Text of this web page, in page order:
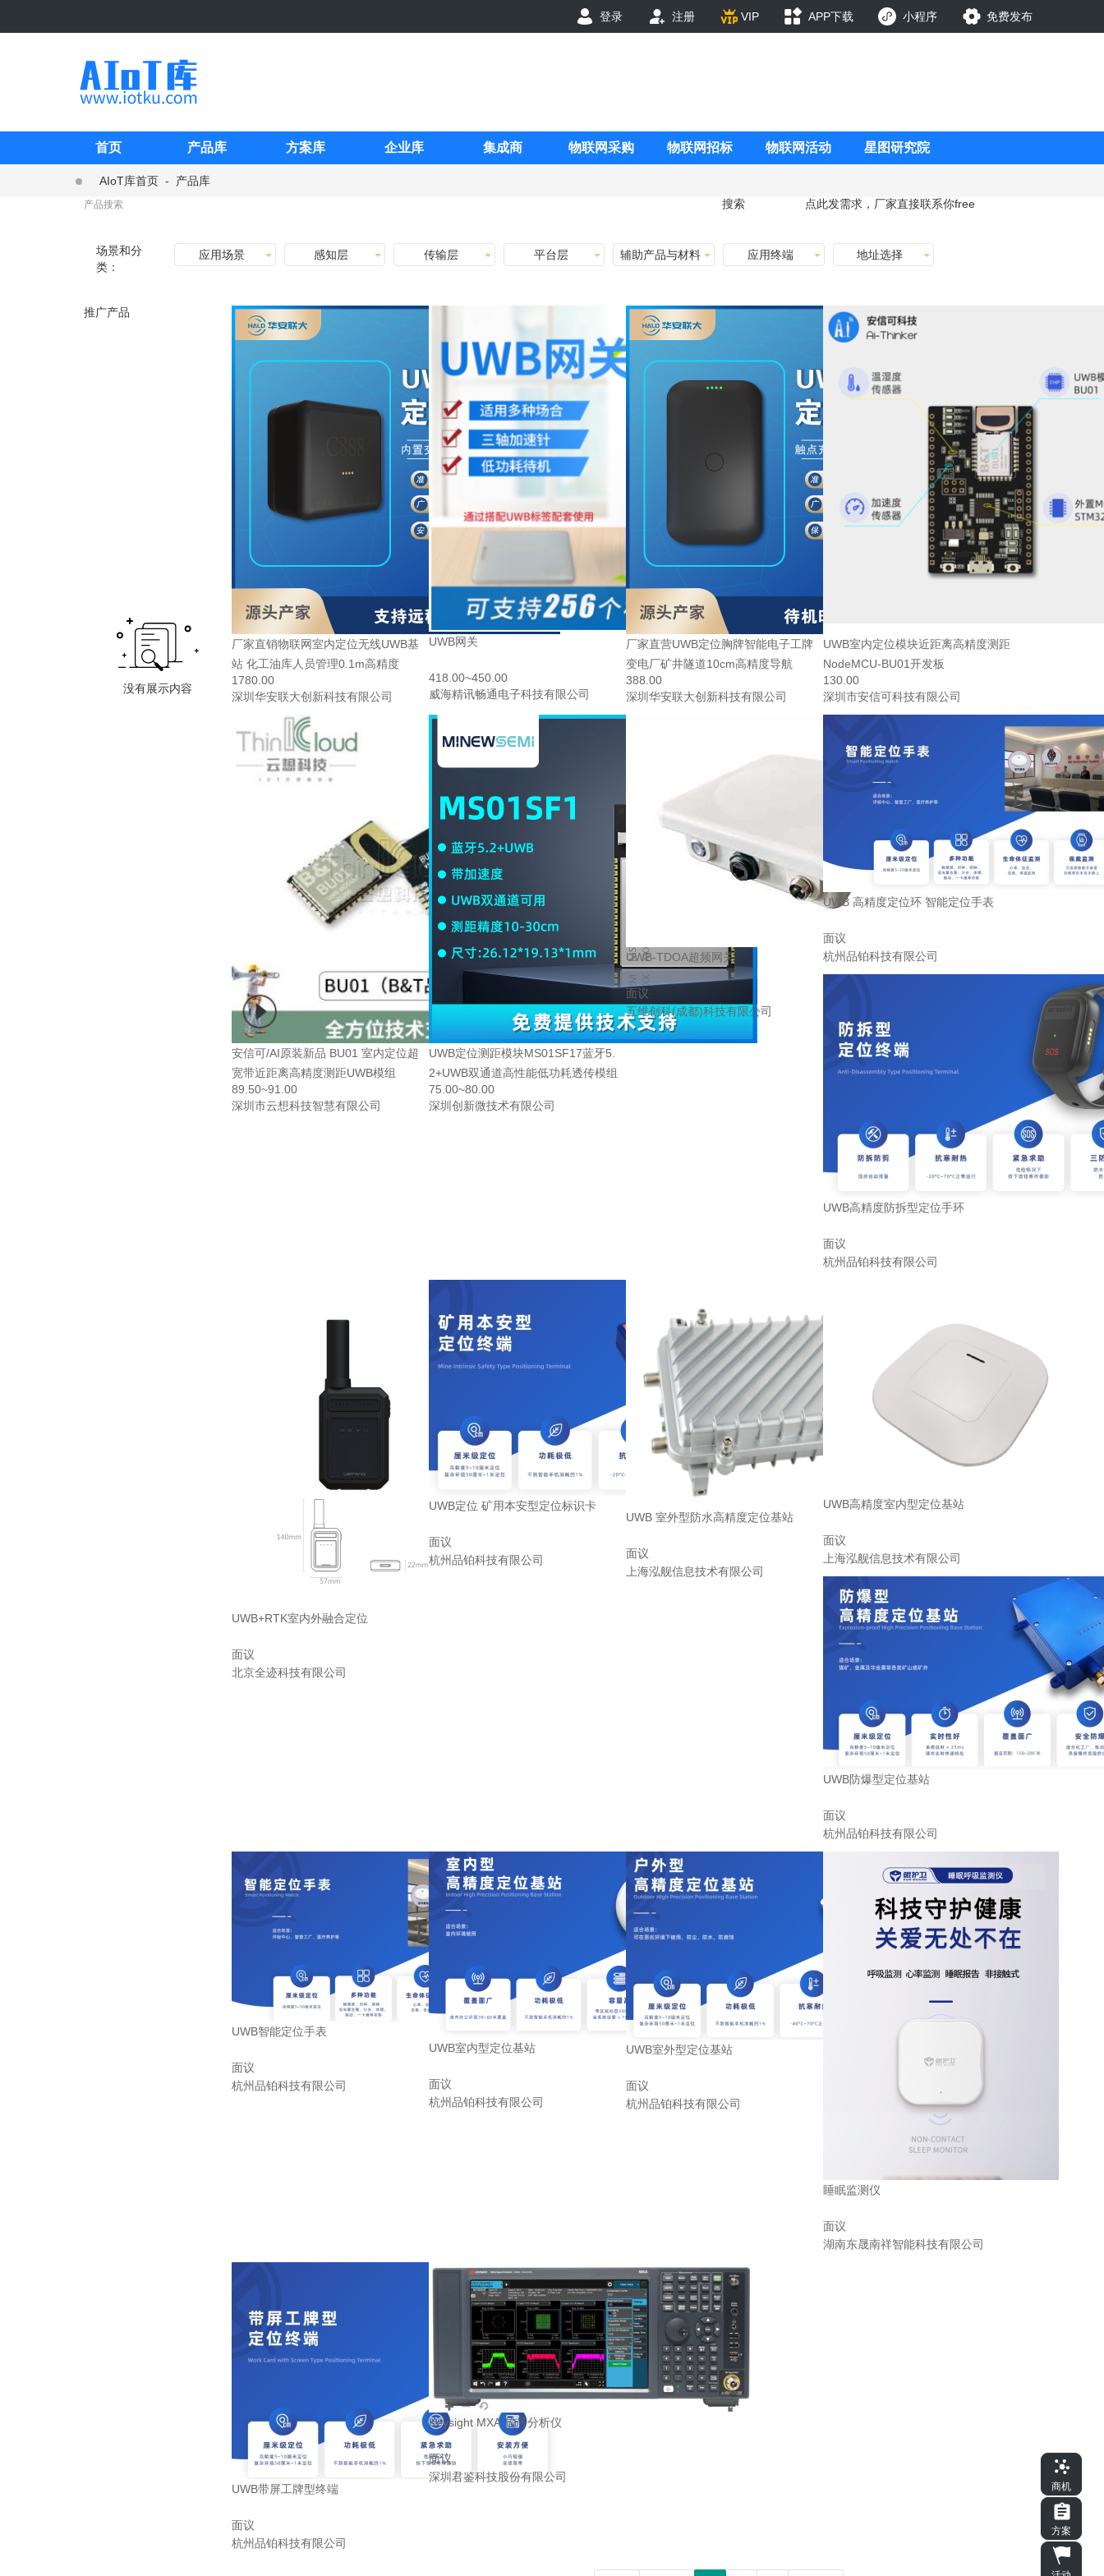
登录 注册 VIP APP下载 小程序 免费发布
首页 产品库 方案库 企业库 集成商 物联网采购 物联网招标 物联网活动 星图研究院
AIoT库首页 -
产品库
搜索
点此发需求，厂家直接联系你free
场景和分
类：
应用场景 感知层 传输层 平台层 辅助产品与材料 应用终端 地址选择
推广产品
厂家直销物联网室内定位无线UWB基
站 化工油库人员管理0.1m高精度
1780.00
深圳华安联大创新科技有限公司
UWB网关
418.00~450.00
威海精讯畅通电子科技有限公司
厂家直营UWB定位胸牌智能电子工牌
变电厂矿井隧道10cm高精度导航
388.00
深圳华安联大创新科技有限公司
UWB室内定位模块近距离高精度测距
NodeMCU-BU01开发板
130.00
深圳市安信可科技有限公司
安信可/AI原装新品 BU01 室内定位超
宽带近距离高精度测距UWB模组
89.50~91.00
深圳市云想科技智慧有限公司
UWB定位测距模块MS01SF17蓝牙5.
2+UWB双通道高性能低功耗透传模组
75.00~80.00
深圳创新微技术有限公司
UWB-TDOA超频网关
面议
五维创科(成都)科技有限公司
UWB 高精度定位环 智能定位手表
面议
杭州品铂科技有限公司
UWB高精度防拆型定位手环
面议
杭州品铂科技有限公司
UWB+RTK室内外融合定位
面议
北京全迹科技有限公司
UWB定位 矿用本安型定位标识卡
面议
杭州品铂科技有限公司
UWB 室外型防水高精度定位基站
面议
上海泓舰信息技术有限公司
UWB高精度室内型定位基站
面议
上海泓舰信息技术有限公司
UWB防爆型定位基站
面议
杭州品铂科技有限公司
UWB智能定位手表
面议
杭州品铂科技有限公司
UWB室内型定位基站
面议
杭州品铂科技有限公司
UWB室外型定位基站
面议
杭州品铂科技有限公司
睡眠监测仪
面议
湖南东晟南祥智能科技有限公司
UWB带屏工牌型终端
面议
杭州品铂科技有限公司
Keysight MXA 信号分析仪
面议
深圳君鉴科技股份有限公司
商机
方案